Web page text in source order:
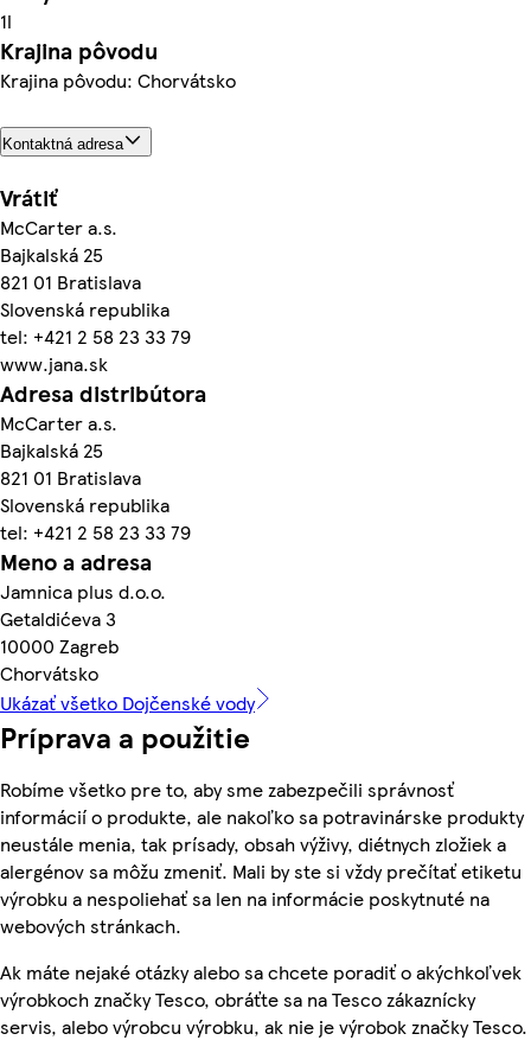
1l
Krajina pôvodu
Krajina pôvodu: Chorvátsko
Kontaktná adresa
Vrátiť
McCarter a.s.
Bajkalská 25
821 01 Bratislava
Slovenská republika
tel: +421 2 58 23 33 79
www.jana.sk
Adresa distribútora
McCarter a.s.
Bajkalská 25
821 01 Bratislava
Slovenská republika
tel: +421 2 58 23 33 79
Meno a adresa
Jamnica plus d.o.o.
Getaldićeva 3
10000 Zagreb
Chorvátsko
Ukázať všetko Dojčenské vody
Príprava a použitie
Robíme všetko pre to, aby sme zabezpečili správnosť
informácií o produkte, ale nakoľko sa potravinárske produkty
neustále menia, tak prísady, obsah výživy, diétnych zložiek a
alergénov sa môžu zmeniť. Mali by ste si vždy prečítať etiketu
výrobku a nespoliehať sa len na informácie poskytnuté na
webových stránkach.
Ak máte nejaké otázky alebo sa chcete poradiť o akýchkoľvek
výrobkoch značky Tesco, obráťte sa na Tesco zákaznícky
servis, alebo výrobcu výrobku, ak nie je výrobok značky Tesco.